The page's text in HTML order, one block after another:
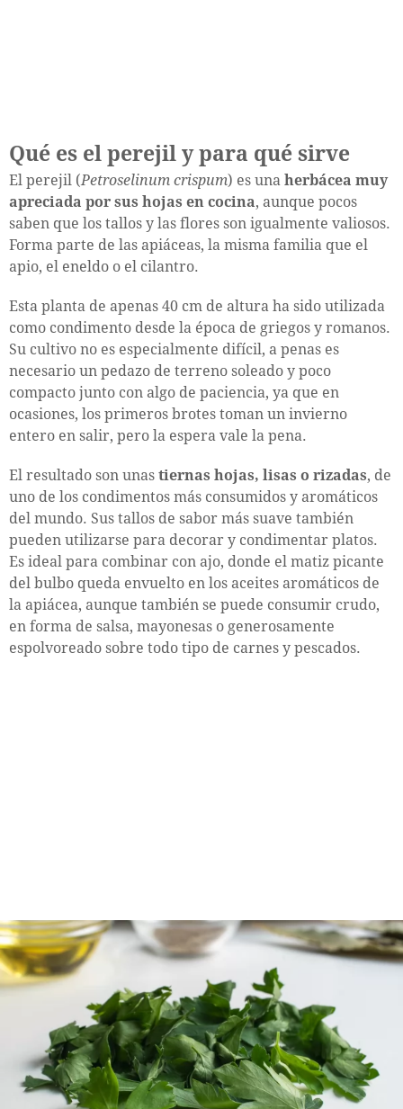
Qué es el perejil y para qué sirve
El perejil (Petroselinum crispum) es una herbácea muy
apreciada por sus hojas en cocina, aunque pocos
saben que los tallos y las flores son igualmente valiosos.
Forma parte de las apiáceas, la misma familia que el
apio, el eneldo o el cilantro.
Esta planta de apenas 40 cm de altura ha sido utilizada
como condimento desde la época de griegos y romanos.
Su cultivo no es especialmente difícil, a penas es
necesario un pedazo de terreno soleado y poco
compacto junto con algo de paciencia, ya que en
ocasiones, los primeros brotes toman un invierno
entero en salir, pero la espera vale la pena.
El resultado son unas tiernas hojas, lisas o rizadas, de
uno de los condimentos más consumidos y aromáticos
del mundo. Sus tallos de sabor más suave también
pueden utilizarse para decorar y condimentar platos.
Es ideal para combinar con ajo, donde el matiz picante
del bulbo queda envuelto en los aceites aromáticos de
la apiácea, aunque también se puede consumir crudo,
en forma de salsa, mayonesas o generosamente
espolvoreado sobre todo tipo de carnes y pescados.